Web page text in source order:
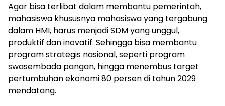
Agar bisa terlibat dalam membantu pemerintah,
mahasiswa khususnya mahasiswa yang tergabung
dalam HMI, harus menjadi SDM yang unggul,
produktif dan inovatif. Sehingga bisa membantu
program strategis nasional, seperti program
swasembada pangan, hingga menembus target
pertumbuhan ekonomi 80 persen di tahun 2029
mendatang.